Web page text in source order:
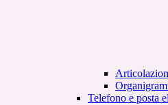
Telefono e posta